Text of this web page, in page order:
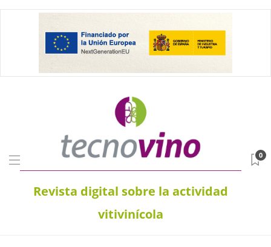
Revista digital sobre la actividad
vitivinícola
0